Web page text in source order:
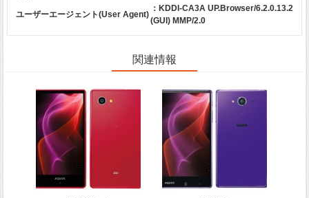
ユーザーエージェント(User Agent)
：KDDI-CA3A UP.Browser/6.2.0.13.2
(GUI) MMP/2.0
関連情報